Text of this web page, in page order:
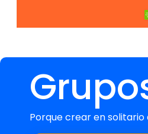
Porque crear en